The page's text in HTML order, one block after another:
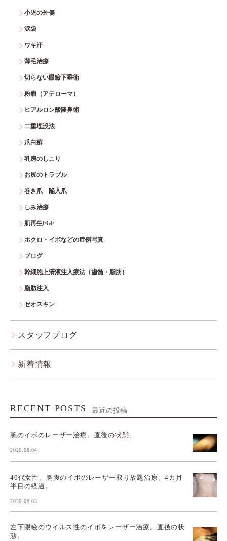
小児の外傷
涙袋
ワキ汗
薄毛治療
切らない眼瞼下垂術
粉瘤（アテローマ）
ヒアルロン酸隆鼻術
二重埋没法
爪白癬
乳房のしこり
お尻のトラブル
巻き爪 陥入爪
しみ治療
肌再生FGF
ホクロ・イボなどの症例写真
ブログ
幹細胞上清液注入療法（歯髄・脂肪）
脂肪注入
ゼオスキン
スタッフブログ
新着情報
RECENT POSTS 最近の投稿
腕のイボのレーザー治療。直後の状態。
2026.08.04
40代女性。胸腹のイボのレーザー取り放題治療。4カ月
半目の経過。
2026.08.03
左下眼瞼のウイルス性のイボをレーザー治療。直後の状
態。